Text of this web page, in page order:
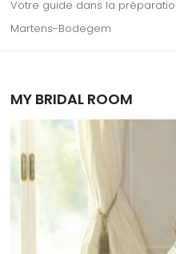
Votre guide dans la
Martens-Bodegem
MY BRIDAL ROOM